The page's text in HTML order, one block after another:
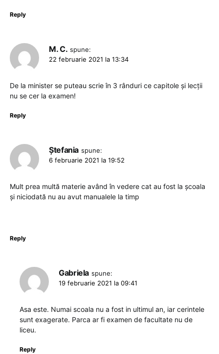
Reply
M. C. spune:
22 februarie 2021 la 13:34
De la minister se puteau scrie în 3 rânduri ce capitole și lecții
nu se cer la examen!
Reply
Ștefania spune:
6 februarie 2021 la 19:52
Mult prea multă materie având în vedere cat au fost la școala
și niciodată nu au avut manualele la timp
Reply
Gabriela spune:
19 februarie 2021 la 09:41
Asa este. Numai scoala nu a fost in ultimul an, iar cerintele
sunt exagerate. Parca ar fi examen de facultate nu de
liceu.
Reply